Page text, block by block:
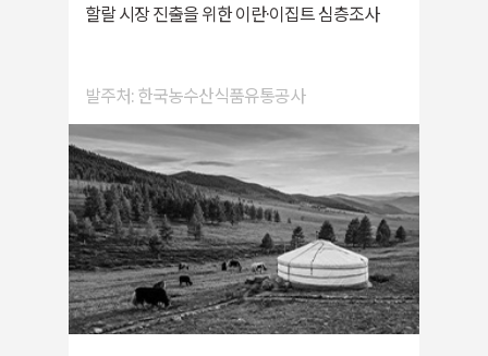
할랄 시장 진출을 위한 이란·이집트 심층조사
발주처: 한국농수산식품유통공사